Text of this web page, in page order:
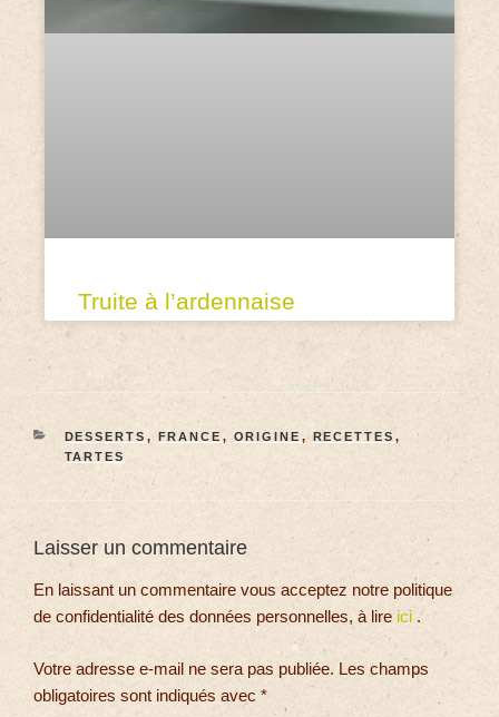
Truite à l’ardennaise
DESSERTS , FRANCE , ORIGINE , RECETTES ,
TARTES
Laisser un commentaire
En laissant un commentaire vous acceptez notre politique
de confidentialité des données personnelles, à lire ici .
Votre adresse e-mail ne sera pas publiée. Les champs
obligatoires sont indiqués avec *